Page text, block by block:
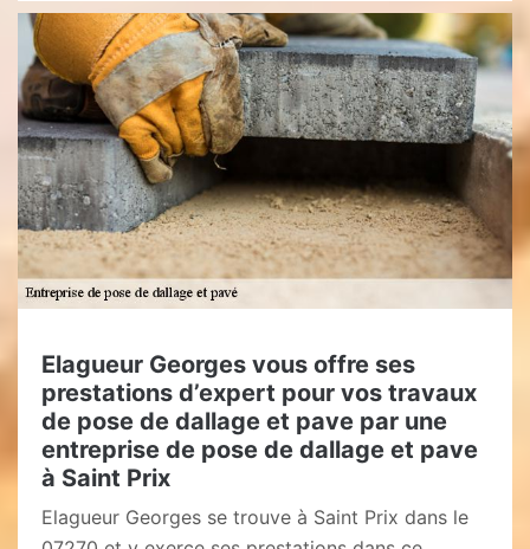
Elagueur Georges vous offre ses
prestations d’expert pour vos travaux
de pose de dallage et pave par une
entreprise de pose de dallage et pave
à Saint Prix
Elagueur Georges se trouve à Saint Prix dans le